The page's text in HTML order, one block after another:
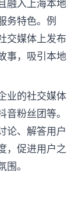
融入上海本地
务特色。例
交媒体上发布
事，吸引本地
业的社交媒体
粉丝团等。
论、解答用户
，促进用户之
。